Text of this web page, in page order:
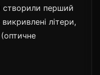
створили перший
літери,